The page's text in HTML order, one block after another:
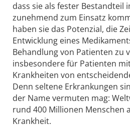
dass sie als fester Bestandteil
zunehmend zum Einsatz
haben sie das Potenzial, die
Entwicklung eines
Behandlung von Patienten zu
insbesondere für Patienten
Krankheiten von
Denn seltene Erkrankungen
der Name vermuten mag:
rund 400 Millionen Menschen
Krankheit.